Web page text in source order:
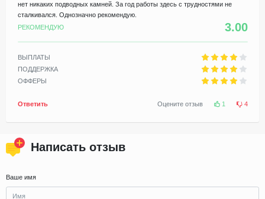
нет никаких подводных камней. За год работы здесь с трудностями не
сталкивался. Однозначно рекомендую.
РЕКОМЕНДУЮ
3.00
ВЫПЛАТЫ
ПОДДЕРЖКА
ОФФЕРЫ
Ответить Оцените отзыв 1 4
Написать отзыв
Ваше имя